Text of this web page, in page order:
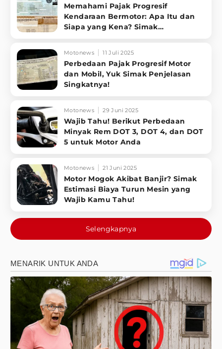
Memahami Pajak Progresif
Kendaraan Bermotor: Apa Itu dan
Siapa yang Kena? Simak
Motonews 11 Juli 2025
Perbedaan Pajak Progresif Motor
dan Mobil, Yuk Simak Penjelasan
Singkatnya!
Motonews 29 Juni 2025
Wajib Tahu! Berikut Perbedaan
Minyak Rem DOT 3, DOT 4, dan DOT
5 untuk Motor Anda
Motonews 21 Juni 2025
Motor Mogok Akibat Banjir? Simak
Estimasi Biaya Turun Mesin yang
Wajib Kamu Tahu!
Selengkapnya